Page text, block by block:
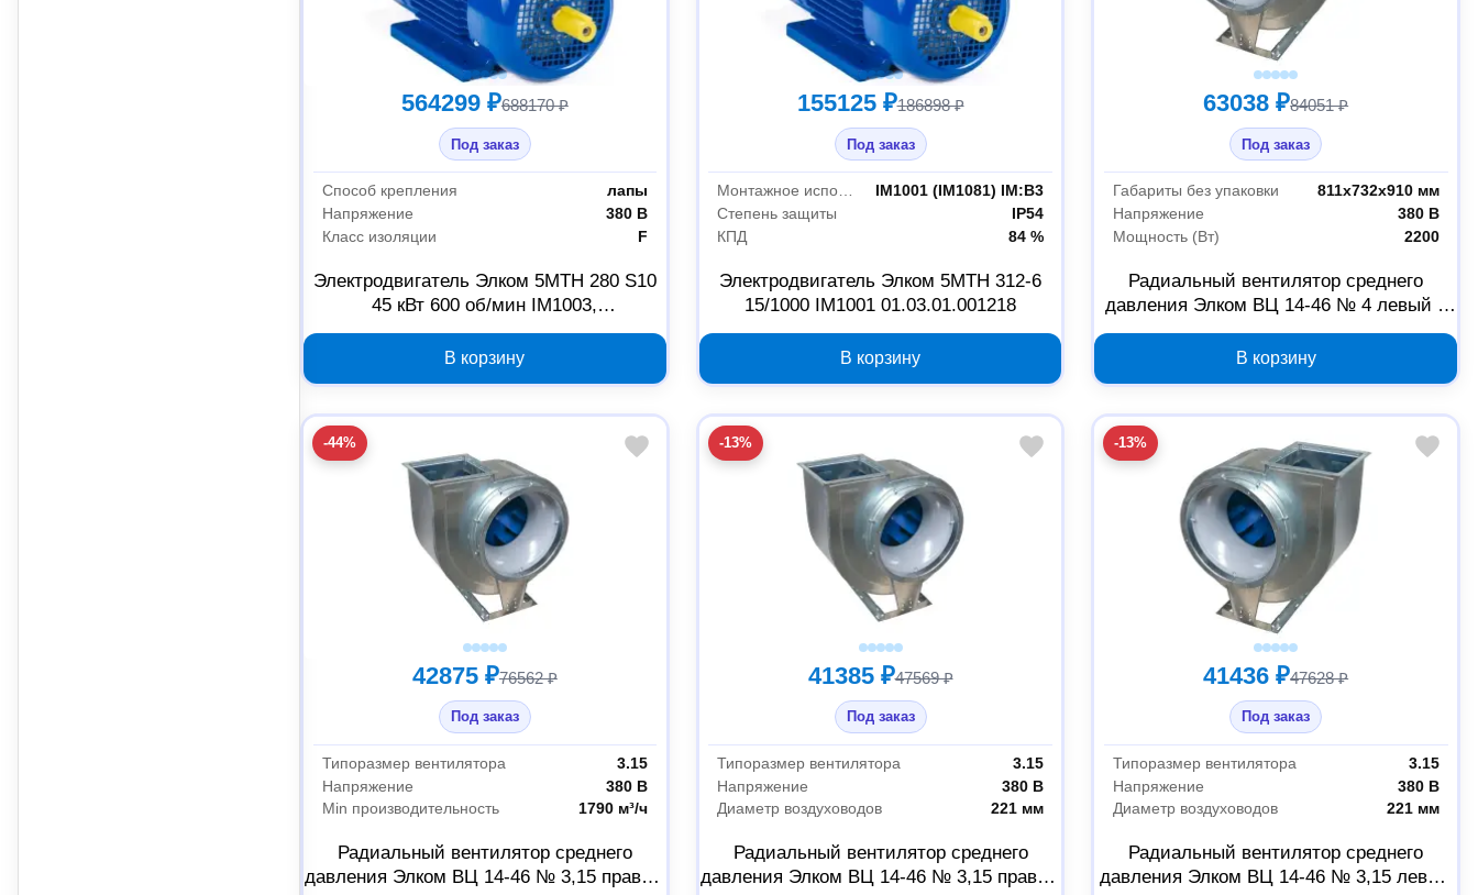
564299 ₽688170 ₽
Под заказ
Способ крепления
лапы
Напряжение
380 В
Класс изоляции
F
Электродвигатель Элком 5МТН 280 S10
45 кВт 600 об/мин IM1003,
01.03.01.001213
В корзину
155125 ₽186898 ₽
Под заказ
IM1001 (IM1081) IM:B3
Степень защиты
IP54
КПД
84 %
Электродвигатель Элком 5МТН 312-6
15/1000 IM1001 01.03.01.001218
В корзину
63038 ₽84051 ₽
Под заказ
Габариты без упаковки
811х732х910 мм
Напряжение
380 В
Мощность (Вт)
2200
Радиальный вентилятор среднего
давления Элком ВЦ 14-46 № 4 левый 0
градусов с двигателем 2.2/1000
03.02.216889
В корзину
-44%
42875 ₽76562 ₽
Под заказ
Типоразмер вентилятора
3.15
Напряжение
380 В
Min производительность
1790 м³/ч
Радиальный вентилятор среднего
давления Элком ВЦ 14-46 № 3,15 правый
-13%
41385 ₽47569 ₽
Под заказ
Типоразмер вентилятора
3.15
Напряжение
380 В
Диаметр воздуховодов
221 мм
Радиальный вентилятор среднего
давления Элком ВЦ 14-46 № 3,15 правый
-13%
41436 ₽47628 ₽
Под заказ
Типоразмер вентилятора
3.15
Напряжение
380 В
Диаметр воздуховодов
221 мм
Радиальный вентилятор среднего
давления Элком ВЦ 14-46 № 3,15 левый